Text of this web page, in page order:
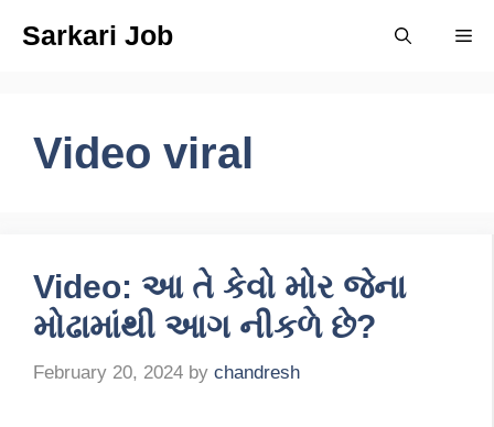
Sarkari Job
Video viral
Video: આ તે કેવો મોર જેના
મોઢામાંથી આગ નીકળે છે?
February 20, 2024 by chandresh